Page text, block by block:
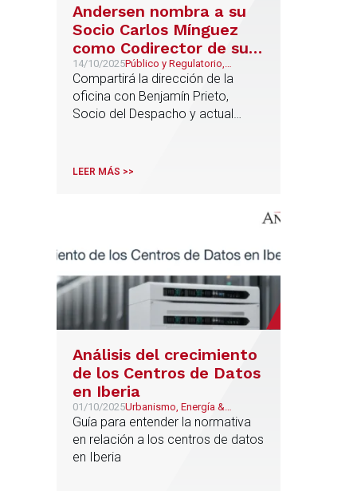
Andersen nombra a su
Socio Carlos Mínguez
como Codirector de su
oficina de Valencia
14/10/2025Público y Regulatorio,
Procesal y Arbitraje
Compartirá la dirección de la
oficina con Benjamín Prieto,
Socio del Despacho y actual
LEER MÁS >>
Análisis del crecimiento
de los Centros de Datos
en Iberia
01/10/2025Urbanismo, Energía &
Recursos Naturales,
LegalTech y NewLaw,
Infraestructuras
Guía para entender la normativa
en relación a los centros de datos
en Iberia